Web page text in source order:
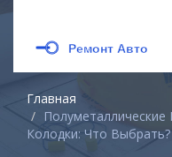
Главная
Колодки: Что Выбрать?